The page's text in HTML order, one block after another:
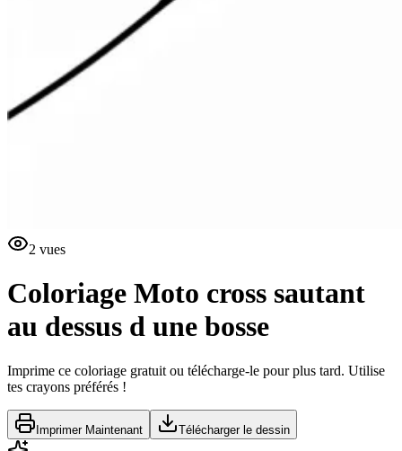
2 vues
Coloriage Moto cross sautant
au dessus d une bosse
Imprime ce coloriage gratuit ou télécharge-le pour plus tard. Utilise
tes crayons préférés !
Imprimer Maintenant Télécharger le dessin